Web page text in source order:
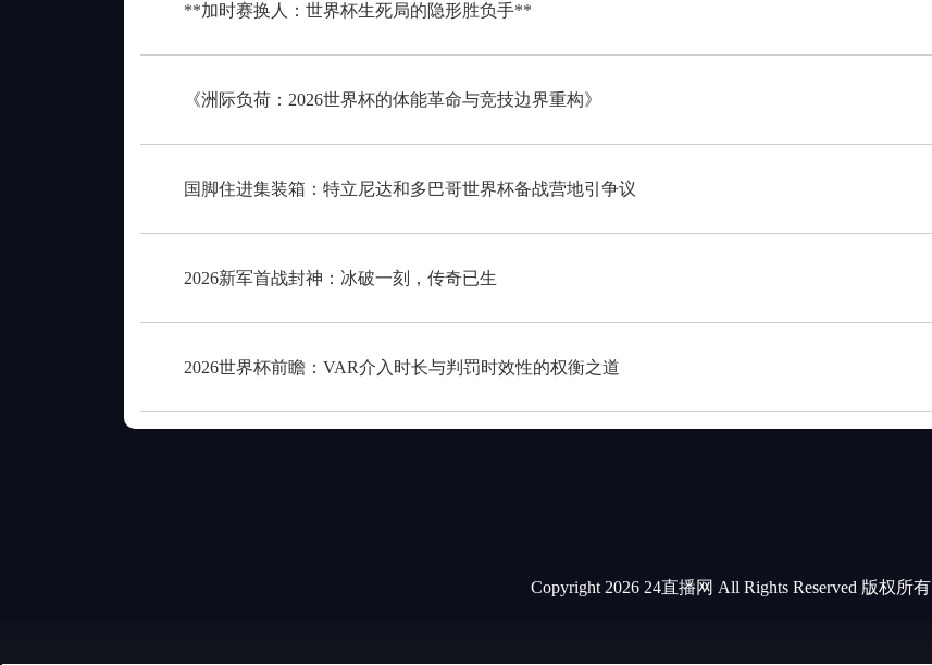
**加时赛换人：世界杯生死局的隐形胜负手**
《洲际负荷：2026世界杯的体能革命与竞技边界重构》
国脚住进集装箱：特立尼达和多巴哥世界杯备战营地引争议
2026新军首战封神：冰破一刻，传奇已生
2026世界杯前瞻：VAR介入时长与判罚时效性的权衡之道
Copyright 2026 24直播网 All Rights Reserved 版权所有